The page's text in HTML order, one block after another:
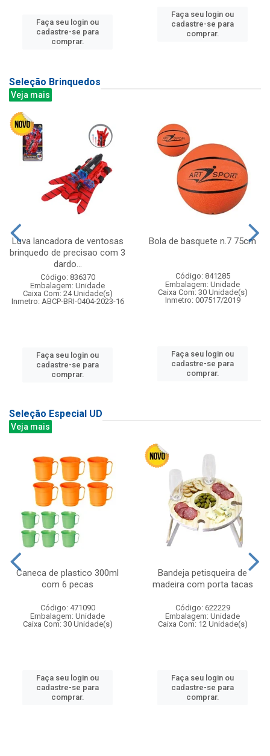
Faça seu login ou
cadastre-se para
comprar.
Faça seu login ou
cadastre-se para
comprar.
Seleção Brinquedos
Veja mais
Luva lancadora de ventosas
brinquedo de precisao com 3
dardo...
Código: 836370
Embalagem: Unidade
Caixa Com: 24 Unidade(s)
Inmetro: ABCP-BRI-0404-2023-16
Faça seu login ou
cadastre-se para
comprar.
Bola de basquete n.7 75cm
Código: 841285
Embalagem: Unidade
Caixa Com: 30 Unidade(s)
Inmetro: 007517/2019
Faça seu login ou
cadastre-se para
comprar.
Seleção Especial UD
Veja mais
Caneca de plastico 300ml
com 6 pecas
Código: 471090
Embalagem: Unidade
Caixa Com: 30 Unidade(s)
Faça seu login ou
cadastre-se para
comprar.
Bandeja petisqueira de
madeira com porta tacas
Código: 622229
Embalagem: Unidade
Caixa Com: 12 Unidade(s)
Faça seu login ou
cadastre-se para
comprar.